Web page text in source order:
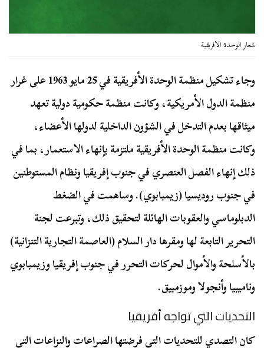
شعار الوحدة الافريقية
وجاء تشكيل منظمة الوحدة الأفريقية في 25 مايو 1963 على غرار
منظمة الدول الأمريكية، وكانت منظمة حكومية دولية تعهد
ميثاقها بعدم التدخل في الشؤون الداخلية لدولها الأعضاء،
وكانت منظمة الوحدة الأفريقية ملتزمة بإنهاء الاستعمار، بما في
ذلك إنهاء الفصل العنصري في جنوب إفريقيا ونظام المستوطنين
في جنوب روديسيا (زيمبابوي). وساهمت في الضغط
الدبلوماسي والعقوبات الهائلة لتحقيق ذلك، وتبرعت لجنة
التحرير التابعة لها ومقرها دار السلام (العاصمة التجارية التنزانية)
بالأسلحة والأموال لحركات التحرر في جنوب إفريقيا وزيمبابوي
وناميبيا وأنجولا وموزمبيق.
التحديات التي تواجه أفريقيا
كان التصدي للتحديات التي فرضتها الصراعات والنزاعات التي